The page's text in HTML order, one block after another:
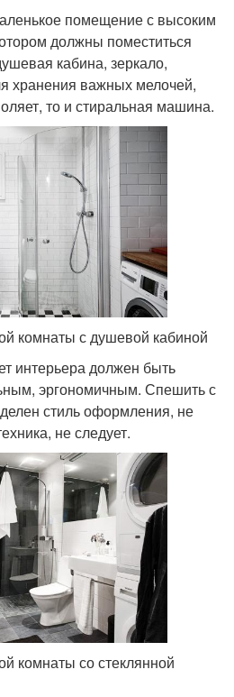
помещение с высоким
должны поместиться
кабина, зеркало,
хранения важных мелочей,
то и стиральная машина.
комнаты с душевой кабиной
интерьера должен быть
эргономичным. Спешить с
стиль оформления, не
не следует.
комнаты со стеклянной